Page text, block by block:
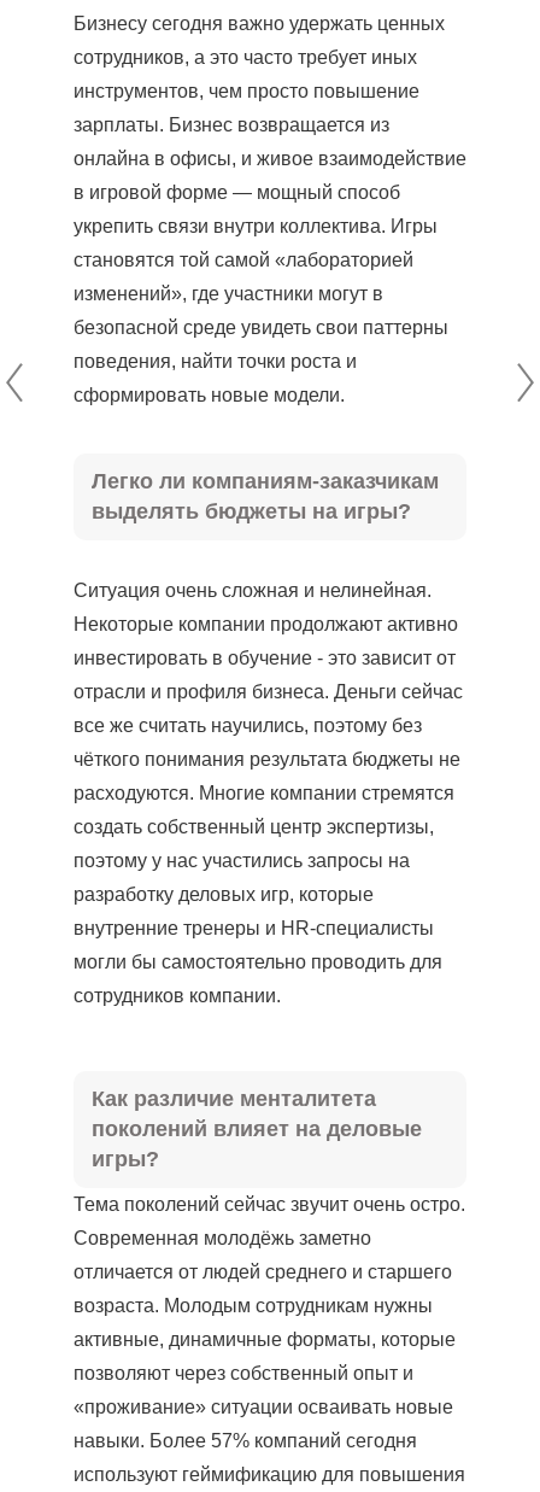
Бизнесу сегодня важно удержать ценных
сотрудников, а это часто требует иных
инструментов, чем просто повышение
зарплаты. Бизнес возвращается из
онлайна в офисы, и живое взаимодействие
в игровой форме — мощный способ
укрепить связи внутри коллектива. Игры
становятся той самой «лабораторией
изменений», где участники могут в
безопасной среде увидеть свои паттерны
поведения, найти точки роста и
сформировать новые модели.
Легко ли компаниям-заказчикам
выделять бюджеты на игры?
Ситуация очень сложная и нелинейная.
Некоторые компании продолжают активно
инвестировать в обучение - это зависит от
отрасли и профиля бизнеса. Деньги сейчас
все же считать научились, поэтому без
чёткого понимания результата бюджеты не
расходуются. Многие компании стремятся
создать собственный центр экспертизы,
поэтому у нас участились запросы на
разработку деловых игр, которые
внутренние тренеры и HR-специалисты
могли бы самостоятельно проводить для
сотрудников компании.
Как различие менталитета
поколений влияет на деловые
игры?
Тема поколений сейчас звучит очень остро.
Современная молодёжь заметно
отличается от людей среднего и старшего
возраста. Молодым сотрудникам нужны
активные, динамичные форматы, которые
позволяют через собственный опыт и
«проживание» ситуации осваивать новые
навыки. Более 57% компаний сегодня
используют геймификацию для повышения